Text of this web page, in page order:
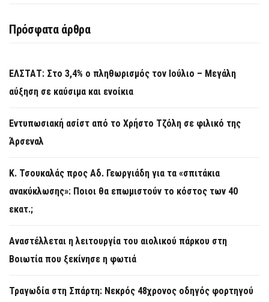
Πρόσφατα άρθρα
ΕΛΣΤΑΤ: Στο 3,4% ο πληθωρισμός τον Ιούλιο – Μεγάλη
αύξηση σε καύσιμα και ενοίκια
Εντυπωσιακή ασίστ από το Χρήστο Τζόλη σε φιλικό της
Άρσεναλ
Κ. Τσουκαλάς προς Αδ. Γεωργιάδη για τα «σπιτάκια
ανακύκλωσης»: Ποιοι θα επωμιστούν το κόστος των 40
εκατ.;
Αναστέλλεται η λειτουργία του αιολικού πάρκου στη
Βοιωτία που ξεκίνησε η φωτιά
Τραγωδία στη Σπάρτη: Νεκρός 48χρονος οδηγός φορτηγού